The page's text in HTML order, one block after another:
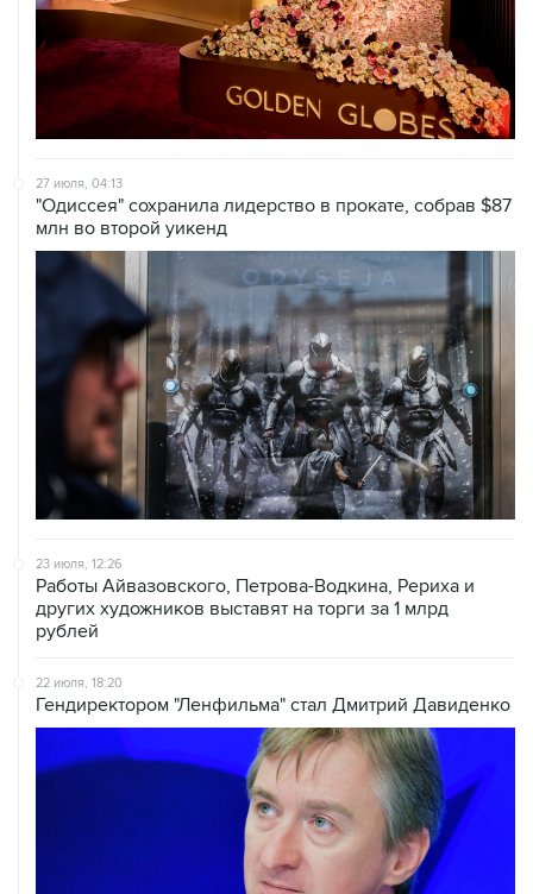
27 июля, 04:13
"Одиссея" сохранила лидерство в прокате, собрав $87
млн во второй уикенд
23 июля, 12:26
Работы Айвазовского, Петрова-Водкина, Рериха и
других художников выставят на торги за 1 млрд
рублей
22 июля, 18:20
Гендиректором "Ленфильма" стал Дмитрий Давиденко